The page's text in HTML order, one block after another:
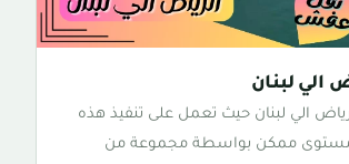
الي لبنان
الي لبنان حيث تعمل على تنفيذ هذه
مستوى ممكن بواسطة مجموعة من